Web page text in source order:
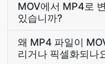
MOV에서 MP4로
있습니까?
왜 MP4 파일이
리거나 픽셀화되나